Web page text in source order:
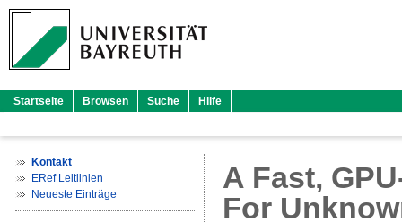
Startseite Browsen Suche Hilfe
Kontakt
ERef Leitlinien
Neueste Einträge
A Fast,
For